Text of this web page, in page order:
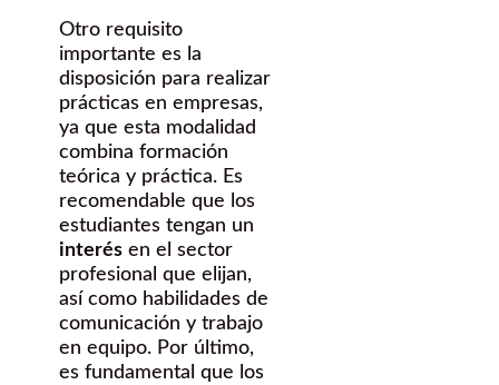
Otro requisito
importante es la
disposición para realizar
prácticas en empresas,
ya que esta modalidad
combina formación
teórica y práctica. Es
recomendable que los
estudiantes tengan un
interés en el sector
profesional que elijan,
así como habilidades de
comunicación y trabajo
en equipo. Por último,
es fundamental que los